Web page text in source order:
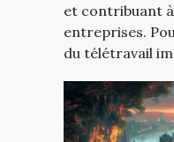
et contribuant
entreprises.
du télétravail